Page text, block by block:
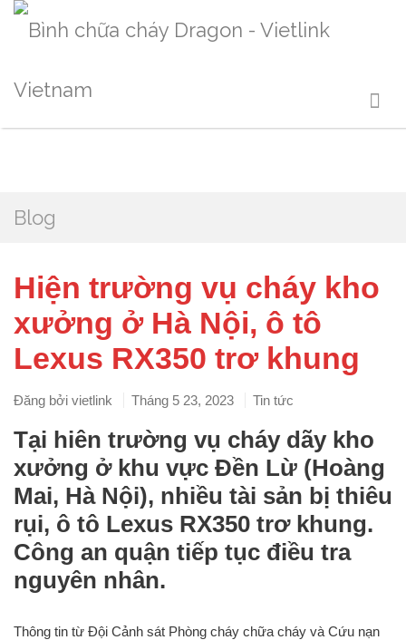
Blog
Hiện trường vụ cháy kho
xưởng ở Hà Nội, ô tô
Lexus RX350 trơ khung
Đăng bởi vietlink Tháng 5 23, 2023 Tin tức
Tại hiên trường vụ cháy dãy kho
xưởng ở khu vực Đền Lừ (Hoàng
Mai, Hà Nội), nhiều tài sản bị thiêu
rụi, ô tô Lexus RX350 trơ khung.
Công an quận tiếp tục điều tra
nguyên nhân.
Thông tin từ Đội Cảnh sát Phòng cháy chữa cháy và Cứu nạn